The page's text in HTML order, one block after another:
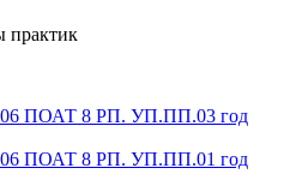
практик
ПОАТ 8 РП. УП.ПП.03 год
ПОАТ 8 РП. УП.ПП.01 год